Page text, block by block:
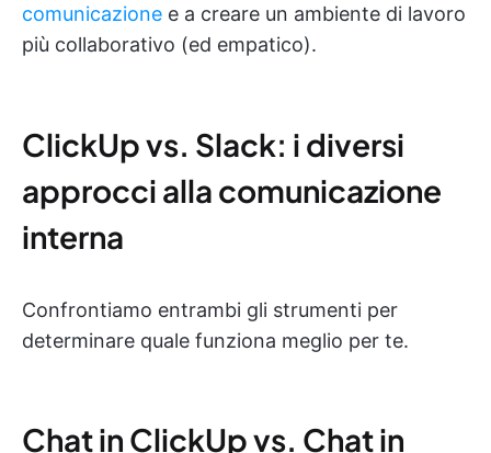
comunicazione e a creare un ambiente di lavoro
più collaborativo (ed empatico).
ClickUp vs. Slack: i diversi
approcci alla comunicazione
interna
Confrontiamo entrambi gli strumenti per
determinare quale funziona meglio per te.
Chat in ClickUp vs. Chat in